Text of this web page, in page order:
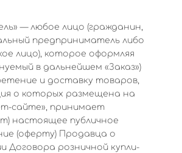
— любое лицо (гражданин,
предприниматель либо
лицо), которое оформляя
в дальнейшем «Заказ»)
и доставку товаров,
о которых размещена на
сайте», принимает
настоящее публичное
(оферту) Продавца о
Договора розничной купли-